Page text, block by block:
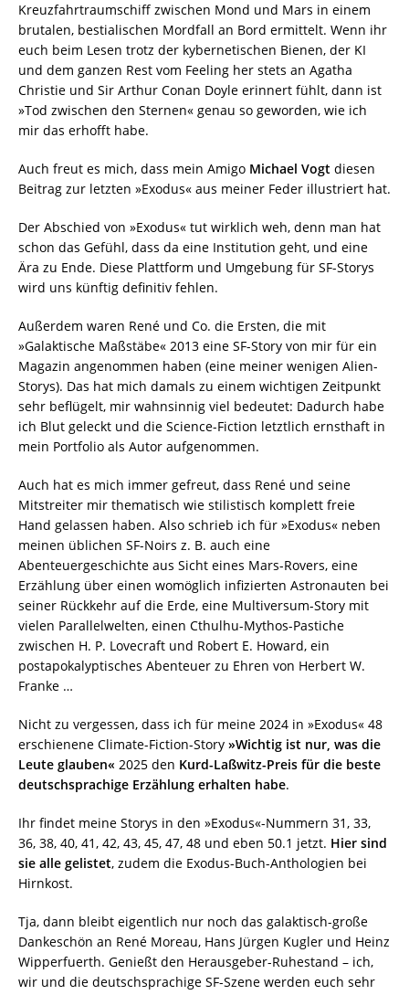
Kreuzfahrtraumschiff zwischen Mond und Mars in einem
brutalen, bestialischen Mordfall an Bord ermittelt. Wenn ihr
euch beim Lesen trotz der kybernetischen Bienen, der KI
und dem ganzen Rest vom Feeling her stets an Agatha
Christie und Sir Arthur Conan Doyle erinnert fühlt, dann ist
»Tod zwischen den Sternen« genau so geworden, wie ich
mir das erhofft habe.
Auch freut es mich, dass mein Amigo Michael Vogt diesen
Beitrag zur letzten »Exodus« aus meiner Feder illustriert hat.
Der Abschied von »Exodus« tut wirklich weh, denn man hat
schon das Gefühl, dass da eine Institution geht, und eine
Ära zu Ende. Diese Plattform und Umgebung für SF-Storys
wird uns künftig definitiv fehlen.
Außerdem waren René und Co. die Ersten, die mit
»Galaktische Maßstäbe« 2013 eine SF-Story von mir für ein
Magazin angenommen haben (eine meiner wenigen Alien-
Storys). Das hat mich damals zu einem wichtigen Zeitpunkt
sehr beflügelt, mir wahnsinnig viel bedeutet: Dadurch habe
ich Blut geleckt und die Science-Fiction letztlich ernsthaft in
mein Portfolio als Autor aufgenommen.
Auch hat es mich immer gefreut, dass René und seine
Mitstreiter mir thematisch wie stilistisch komplett freie
Hand gelassen haben. Also schrieb ich für »Exodus« neben
meinen üblichen SF-Noirs z. B. auch eine
Abenteuergeschichte aus Sicht eines Mars-Rovers, eine
Erzählung über einen womöglich infizierten Astronauten bei
seiner Rückkehr auf die Erde, eine Multiversum-Story mit
vielen Parallelwelten, einen Cthulhu-Mythos-Pastiche
zwischen H. P. Lovecraft und Robert E. Howard, ein
postapokalyptisches Abenteuer zu Ehren von Herbert W.
Franke …
Nicht zu vergessen, dass ich für meine 2024 in »Exodus« 48
erschienene Climate-Fiction-Story »Wichtig ist nur, was die
Leute glauben« 2025 den Kurd-Laßwitz-Preis für die beste
deutschsprachige Erzählung erhalten habe.
Ihr findet meine Storys in den »Exodus«-Nummern 31, 33,
36, 38, 40, 41, 42, 43, 45, 47, 48 und eben 50.1 jetzt. Hier sind
sie alle gelistet, zudem die Exodus-Buch-Anthologien bei
Hirnkost.
Tja, dann bleibt eigentlich nur noch das galaktisch-große
Dankeschön an René Moreau, Hans Jürgen Kugler und Heinz
Wipperfuerth. Genießt den Herausgeber-Ruhestand – ich,
wir und die deutschsprachige SF-Szene werden euch sehr